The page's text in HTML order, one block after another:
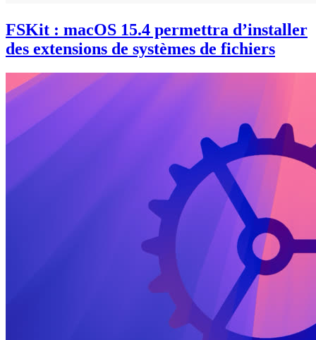
FSKit : macOS 15.4 permettra d’installer
des extensions de systèmes de fichiers